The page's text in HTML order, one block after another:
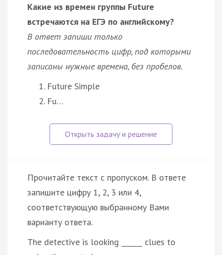
Какие из времен группы Future
встречаются на ЕГЭ по английскому?
В ответ запиши только
последовательность цифр, под которыми
записаны нужные времена, без пробелов.
Future Simple
Fu…
Прочитайте текст с пропуском. В ответе
запишите цифру 1, 2, 3 или 4,
соответствующую выбранному Вами
варианту ответа.
The detective is looking ______ clues to